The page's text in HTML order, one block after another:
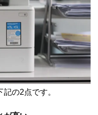
の2点です。